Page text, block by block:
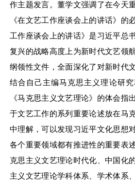
作主题发言。董学文强调了在今天
《在文艺工作座谈会上的讲话》的
工作座谈会上的讲话》是习近平总
复兴的战略高度上为新时代文艺领
纲领性文件，全面深化了对新时代
结合自己主编马克思主义理论研
《马克思主义文艺理论》的体会指
于文艺工作的系列重要论述放在马
中理解，可以发现习近平文化思想
各个重要领域都有推进性的重要表
克思主义文艺理论时代化、中国化
主义文艺理论学科体系、学术体系